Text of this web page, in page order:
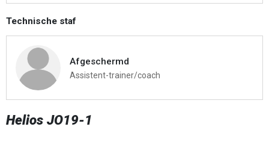
Technische staf
Afgeschermd
Assistent-trainer/coach
Helios JO19-1